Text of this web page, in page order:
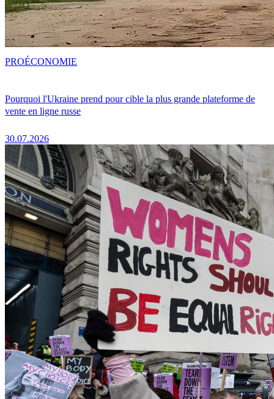
Pourquoi l'Ukraine prend pour cible la plus grande plateforme de
vente en ligne russe
30.07.2026
PROÉCONOMIE